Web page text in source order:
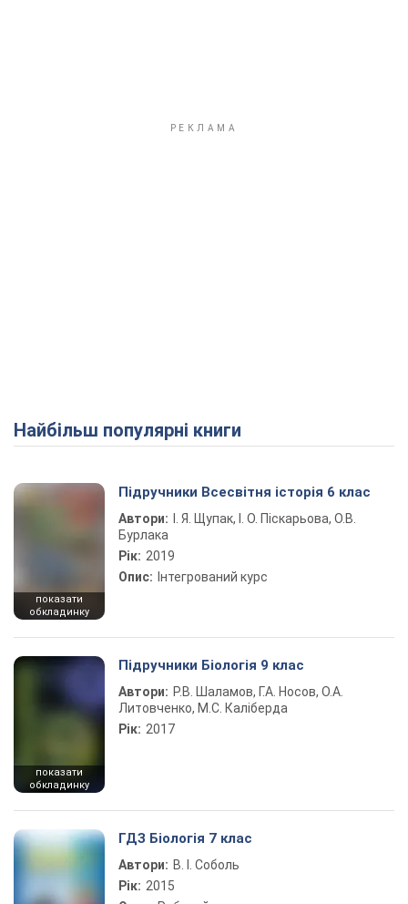
Найбільш популярні книги
показати
обкладинку
Підручники Всесвітня історія 6 клас
Автори:
І. Я. Щупак, І. О. Піскарьова, О.В.
Бурлака
Рік: 2019
Опис: Інтегрований курс
показати
обкладинку
Підручники Біологія 9 клас
Автори: Р.В. Шаламов, Г.А. Носов, О.А.
Литовченко, М.С. Каліберда
Рік: 2017
ГДЗ Біологія 7 клас
Автори: В. І. Соболь
Рік: 2015